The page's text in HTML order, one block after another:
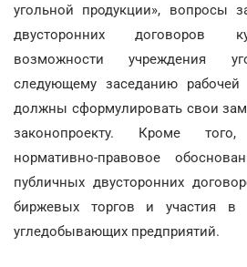
угольной продукции», вопросы
двусторонних договоров
возможности учреждения
следующему заседанию рабочей
должны сформулировать свои
законопроекту. Кроме
нормативно-правовое
публичных двусторонних
биржевых торгов и участия в
угледобывающих предприятий.